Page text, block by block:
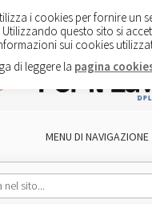
MENU DI NAVIGAZIONE
i cookies per fornire un
questo sito si
sui cookies
di leggere la pagina